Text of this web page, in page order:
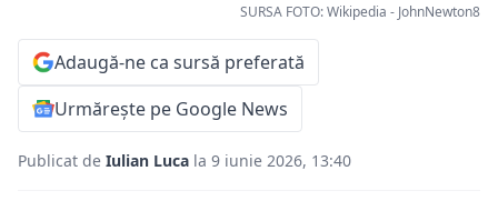
SURSA FOTO: Wikipedia - JohnNewton8
Adaugă-ne ca sursă preferată
Urmărește pe Google News
Publicat de Iulian Luca la 9 iunie 2026, 13:40